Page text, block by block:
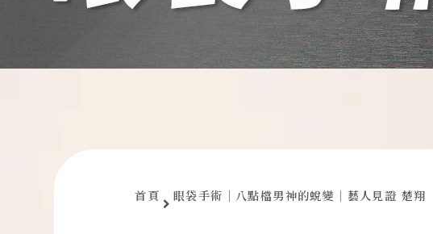
首頁 眼袋手術｜八點檔男神的蛻變｜藝人見證 楚翔